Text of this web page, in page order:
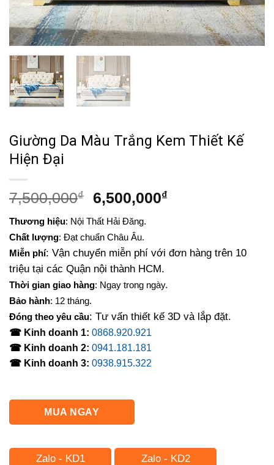
Giường Da Màu Trắng Kem Thiết Kế
Hiện Đại
7,500,000₫
Giá
là:
7,500,000₫.
6,500,000₫Giá
6,500,000₫.
Thương hiệu: Nội Thất Hải Đăng.
Chất lượng: Đạt chuẩn Châu Âu.
Miễn phí: Vận chuyển miễn phí với đơn hàng trên 10
triệu tại các Quận nội thành HCM.
Thời gian giao hàng: Ngay trong ngày.
Bảo hành: 12 tháng.
Đóng theo yêu cầu: Tư vấn thiết kế 3D và lắp đặt.
☎ Kinh doanh 1: 0868.920.921
☎ Kinh doanh 2: 0941.181.181
☎ Kinh doanh 3: 0938.915.322
MUA NGAY
Zalo - KD1 Zalo - KD2